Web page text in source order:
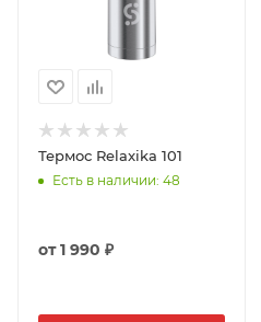
Термос Relaxika 101
Есть в наличии: 48
от1 990 ₽